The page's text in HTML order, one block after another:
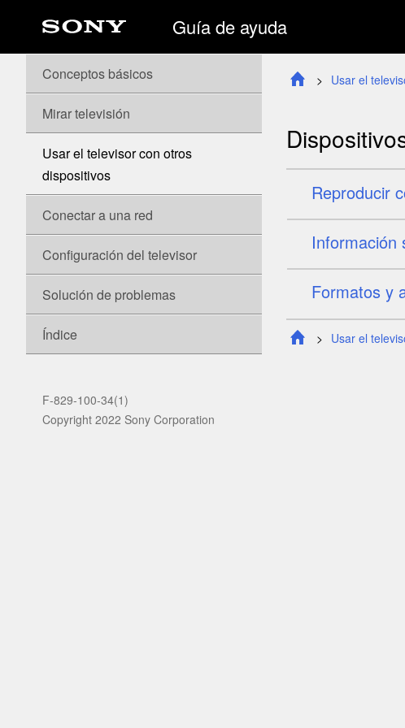
Guía de ayuda
Usar el
Reproducir
Información
Formatos y
Usar el
Conceptos básicos
Mirar televisión
Usar el televisor con otros
dispositivos
Conectar a una red
Configuración del televisor
Solución de problemas
Índice
F-829-100-34(1)
Copyright 2022 Sony Corporation